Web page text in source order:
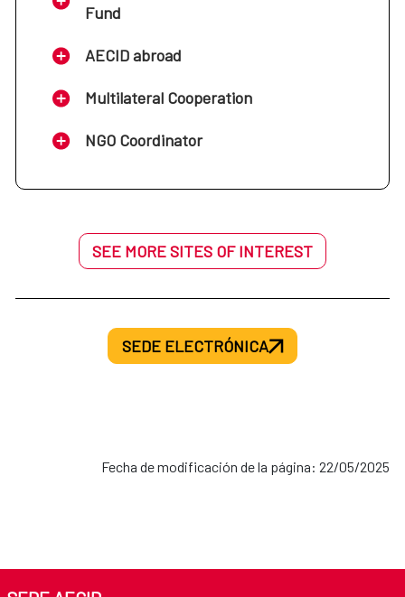
Fund
AECID abroad
Multilateral Cooperation
NGO Coordinator
SEE MORE SITES OF INTEREST
SEDE ELECTRÓNICA
Fecha de modificación de la página: 22/05/2025